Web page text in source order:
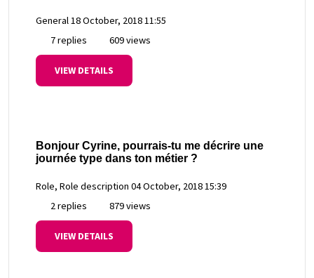
General18 October, 2018 11:55
7 replies
609 views
VIEW DETAILS
Bonjour Cyrine, pourrais-tu me décrire une
journée type dans ton métier ?
Role, Role description 04 October, 2018 15:39
2 replies
879 views
VIEW DETAILS